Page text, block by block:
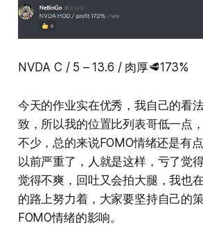
NVDA C / 5 – 13.6 / 肉厚🥩173%
今天的作业实在优秀，我自己的看
致，所以我的位置比列表哥低一点
不少，总的来说FOMO情绪还是有
以前严重了，人就是这样，亏了觉
觉得不爽，回吐又会拍大腿，我也
的路上努力着，大家要坚持自己的
FOMO情绪的影响。